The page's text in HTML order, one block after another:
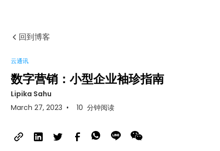
回到博客
云通讯
数字营销：小型企业袖珍指南
Lipika Sahu
March 27, 2023 • 10 分钟阅读